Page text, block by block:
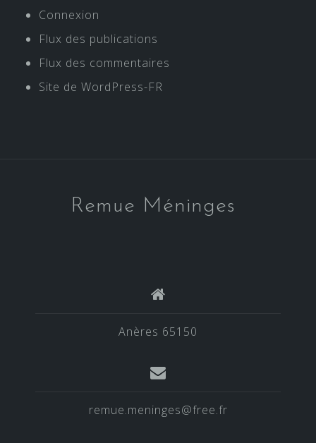
Connexion
Flux des publications
Flux des commentaires
Site de WordPress-FR
Remue Méninges
Anères 65150
remue.meninges@free.fr